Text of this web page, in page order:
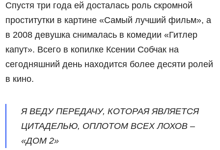
Спустя три года ей досталась роль скромной
проститутки в картине «Самый лучший фильм», а
в 2008 девушка снималась в комедии «Гитлер
капут». Всего в копилке Ксении Собчак на
сегодняшний день находится более десяти ролей
в кино.
Я ВЕДУ ПЕРЕДАЧУ, КОТОРАЯ ЯВЛЯЕТСЯ
ЦИТАДЕЛЬЮ, ОПЛОТОМ ВСЕХ ЛОХОВ –
«ДОМ 2»